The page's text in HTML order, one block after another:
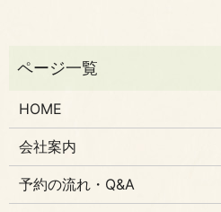
HOME
会社案内
予約の流れ・Q&A